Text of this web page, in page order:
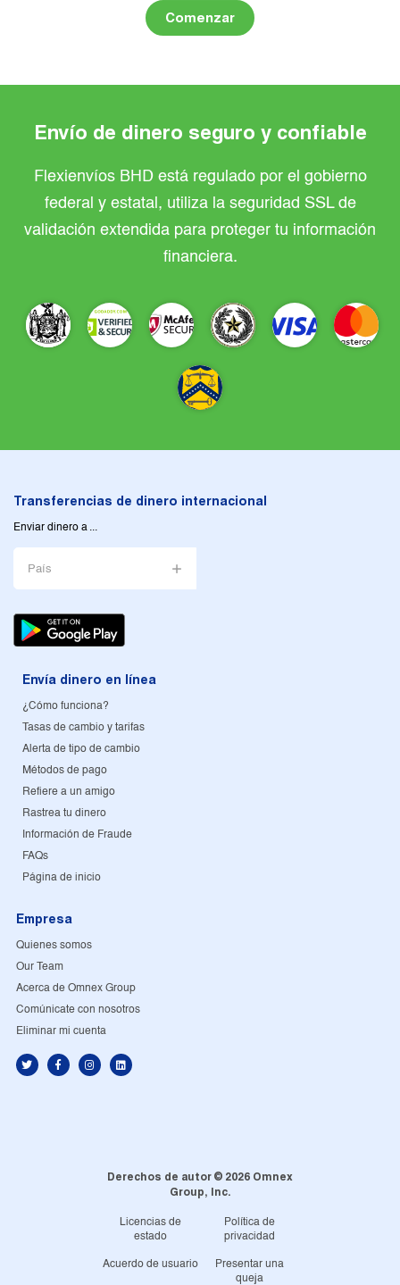
Comenzar
Envío de dinero seguro y confiable
Flexienvíos BHD está regulado por el gobierno
federal y estatal, utiliza la seguridad SSL de
validación extendida para proteger tu información
financiera.
Transferencias de dinero internacional
Enviar dinero a ...
País
Envía dinero en línea
¿Cómo funciona?
Tasas de cambio y tarifas
Alerta de tipo de cambio
Métodos de pago
Refiere a un amigo
Rastrea tu dinero
Información de Fraude
FAQs
Página de inicio
Empresa
Quienes somos
Our Team
Acerca de Omnex Group
Comúnicate con nosotros
Eliminar mi cuenta
Derechos de autor © 2026 Omnex
Group, Inc.
Licencias de
estado
Política de
privacidad
Acuerdo de usuario
Presentar una
queja